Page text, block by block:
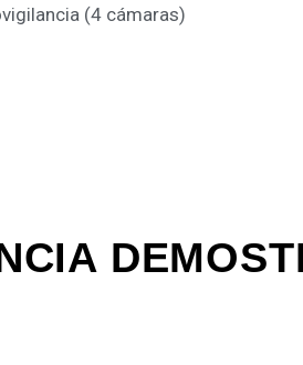
(4 cámaras)